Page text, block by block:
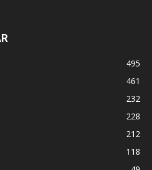
495
461
232
228
212
118